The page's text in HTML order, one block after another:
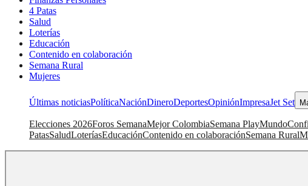
4 Patas
Salud
Loterías
Educación
Contenido en colaboración
Semana Rural
Mujeres
Últimas noticiasPolíticaNaciónDineroDeportesOpiniónImpresaJet Set
Elecciones 2026Foros SemanaMejor ColombiaSemana PlayMundo
PatasSaludLoteríasEducaciónContenido en colaboraciónSemana Rural